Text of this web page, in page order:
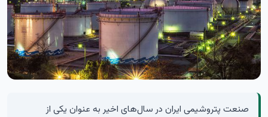
صنعت پتروشیمی ایران در سال‌های اخیر به عنوان یکی از